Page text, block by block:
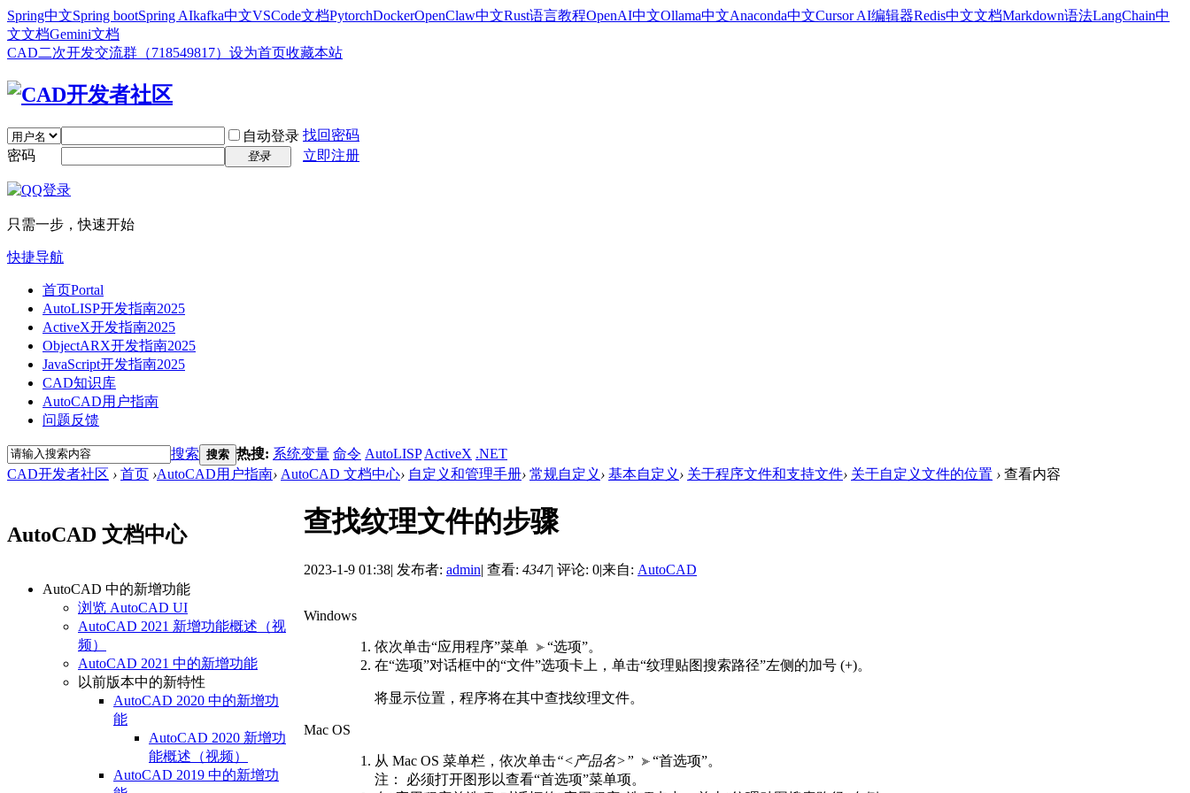
Spring中文Spring bootSpring AIkafka中文VSCode文档PytorchDockerOpenClaw中文Rust语言教程OpenAI中文Ollama中文Anaconda中文Cursor AI编辑器Redis中文文档Markdown语法LangChain中
文文档Gemini文档
CAD二次开发交流群（718549817） 设为首页收藏本站
自动登录 找回密码
密码
登录 立即注册
只需一步，快速开始
快捷导航
首页Portal
AutoLISP开发指南2025
ActiveX开发指南2025
ObjectARX开发指南2025
JavaScript开发指南2025
CAD知识库
AutoCAD用户指南
问题反馈
搜索 搜索 热搜: 系统变量 命令 AutoLISP ActiveX .NET
CAD开发者社区 › 首页 ›AutoCAD用户指南› AutoCAD 文档中心› 自定义和管理手册› 常规自定义 › 基本自定义 › 关于程序文件和支持文件› 关于自定义文件的位置 › 查看内容
AutoCAD 文档中心
AutoCAD 中的新增功能
浏览 AutoCAD UI
AutoCAD 2021 新增功能概述（视
频）
AutoCAD 2021 中的新增功能
以前版本中的新特性
AutoCAD 2020 中的新增功
能
AutoCAD 2020 新增功
能概述（视频）
AutoCAD 2019 中的新增功
查找纹理文件的步骤
2023-1-9 01:38| 发布者: admin| 查看: 4347| 评论: 0|来自: AutoCAD
Windows
依次单击“应用程序”菜单
“选项”。
在“选项”对话框中的“文件”选项卡上，单击“纹理贴图搜索路径”左侧的加号 (+)。
将显示位置，程序将在其中查找纹理文件。
Mac OS
从 Mac OS 菜单栏，依次单击“<产品名>”
“首选项”。
注：
必须打开图形以查看“首选项”菜单项。